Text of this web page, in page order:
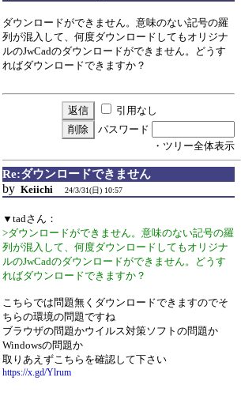
ダウンロードができません。意味のない記号の羅
列が混入して、何度ダウンロードしてもオリジナ
ルのJwCadのダウンロードができません。どうす
ればダウンロードできますか？
引用なし
パスワード
・ツリー全体表示
Re:ダウンロードできません
by Keiichi 24/3/31(日) 10:57
▼tadさん：
>ダウンロードができません。意味のない記号の羅
列が混入して、何度ダウンロードしてもオリジナ
ルのJwCadのダウンロードができません。どうす
ればダウンロードできますか？
こちらでは問題無くダウンロードできますのでそ
ちらの環境の問題ですね
ブラウザの問題かウイルス対策ソフトの問題か
Windowsの問題か
取りあえずこちらを確認して下さい
https://x.gd/Ylrum